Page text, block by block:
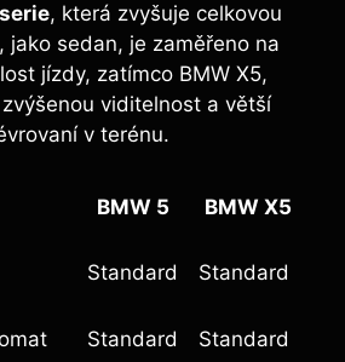
, která zvyšuje celkovou
jako sedan, je zaměřeno na
jízdy, zatímco BMW X5,
viditelnost a větší
v terénu.
BMW 5 BMW X5
Standard Standard
Standard Standard